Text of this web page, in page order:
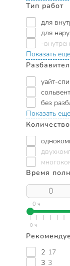
Тип работ
для
для
-
Показать
уайт-
сольвент
без
Показать
Время
0 ч
2 17
3 3